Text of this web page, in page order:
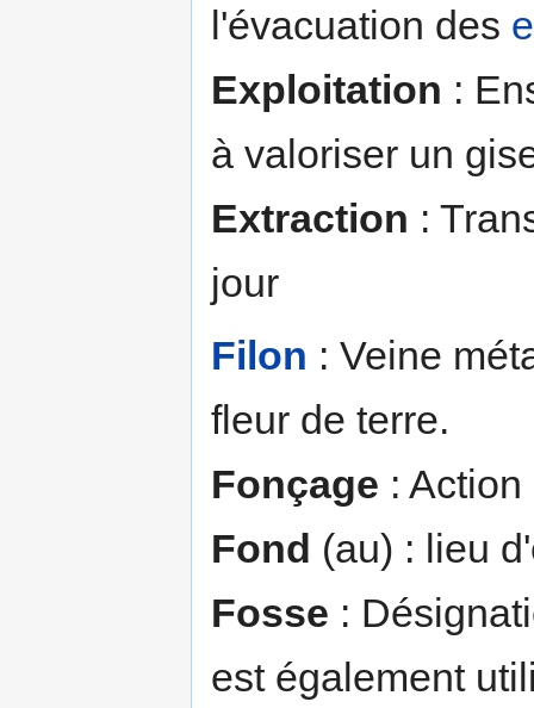
l'évacuation des
Exploitation :
à valoriser un
Extraction :
jour
Filon : Veine
fleur de terre.
Fonçage :
Fond (au) : lieu
Fosse :
est également